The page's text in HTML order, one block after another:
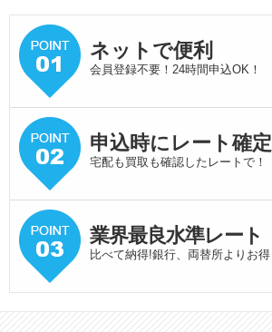
ネットで便利
会員登録不要！24時間申込OK！
申込時にレート確定
宅配も買取も確認したレートで！
業界最良水準レート
比べて納得!銀行、両替所よりお得